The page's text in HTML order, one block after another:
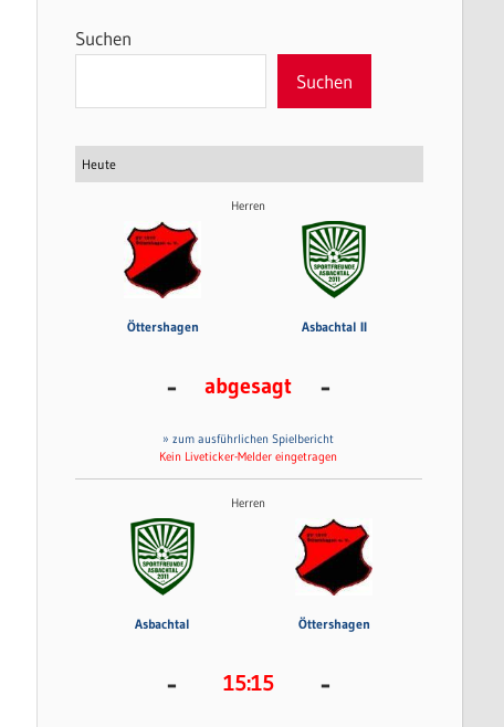
Suchen
Suchen
Heute
Herren
Öttershagen Asbachtal II
- abgesagt -
» zum ausführlichen Spielbericht
Kein Liveticker-Melder eingetragen
Herren
Asbachtal Öttershagen
- 15:15 -